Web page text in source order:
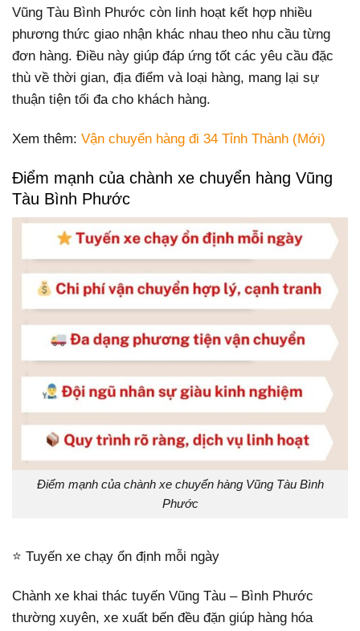
Vũng Tàu Bình Phước còn linh hoạt kết hợp nhiều
phương thức giao nhận khác nhau theo nhu cầu từng
đơn hàng. Điều này giúp đáp ứng tốt các yêu cầu đặc
thù về thời gian, địa điểm và loại hàng, mang lại sự
thuận tiện tối đa cho khách hàng.
Xem thêm: Vận chuyển hàng đi 34 Tỉnh Thành (Mới)
Điểm mạnh của chành xe chuyển hàng Vũng
Tàu Bình Phước
Điểm mạnh của chành xe chuyển hàng Vũng Tàu Bình
Phước
⭐ Tuyến xe chạy ổn định mỗi ngày
Chành xe khai thác tuyến Vũng Tàu – Bình Phước
thường xuyên, xe xuất bến đều đặn giúp hàng hóa